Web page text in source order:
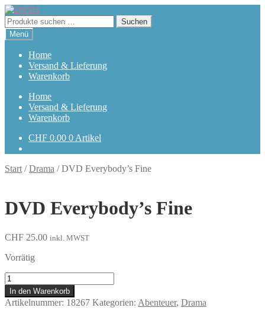
Zur
Navigation
springen
Zum
Inhalt
springen
Suchen
nach:
Suchen
Menü
Home
Versand & Lieferung
Warenkorb
Home
Versand & Lieferung
Warenkorb
CHF 0.00 0 Artikel
Start /Drama /DVD Everybody’s Fine
DVD Everybody’s Fine
CHF 25.00 inkl. MWST
Vorrätig
Everybody's
Fine
Menge
In den Warenkorb
Artikelnummer: 18267 Kategorien: Abenteuer, Drama